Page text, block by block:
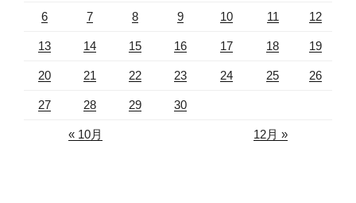
6 7 8 9 10 11 12
13 14 15 16 17 18 19
20 21 22 23 24 25 26
27 28 29 30
« 10月 12月 »